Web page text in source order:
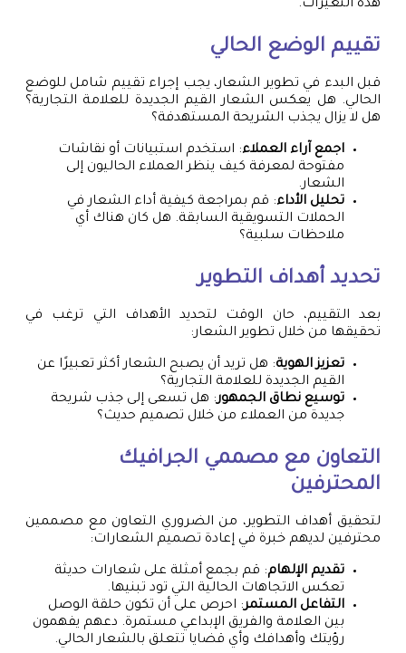
هذه التغيرات.
تقييم الوضع الحالي
قبل البدء في تطوير الشعار، يجب إجراء تقييم شامل للوضع
الحالي. هل يعكس الشعار القيم الجديدة للعلامة التجارية؟
هل لا يزال يجذب الشريحة المستهدفة؟
اجمع آراء العملاء: استخدم استبيانات أو نقاشات
مفتوحة لمعرفة كيف ينظر العملاء الحاليون إلى
الشعار.
تحليل الأداء: قم بمراجعة كيفية أداء الشعار في
الحملات التسويقية السابقة. هل كان هناك أي
ملاحظات سلبية؟
تحديد أهداف التطوير
بعد التقييم، حان الوقت لتحديد الأهداف التي ترغب في
تحقيقها من خلال تطوير الشعار:
تعزيز الهوية: هل تريد أن يصبح الشعار أكثر تعبيرًا عن
القيم الجديدة للعلامة التجارية؟
توسيع نطاق الجمهور: هل تسعى إلى جذب شريحة
جديدة من العملاء من خلال تصميم حديث؟
التعاون مع مصممي الجرافيك
المحترفين
لتحقيق أهداف التطوير، من الضروري التعاون مع مصممين
محترفين لديهم خبرة في إعادة تصميم الشعارات:
تقديم الإلهام: قم بجمع أمثلة على شعارات حديثة
تعكس الاتجاهات الحالية التي تود تبنيها.
التفاعل المستمر: احرص على أن تكون حلقة الوصل
بين العلامة والفريق الإبداعي مستمرة. دعهم يفهمون
رؤيتك وأهدافك وأي قضايا تتعلق بالشعار الحالي.